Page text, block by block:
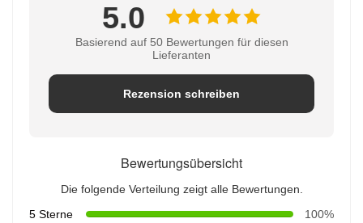
5.0
Basierend auf 50 Bewertungen für diesen
Lieferanten
Rezension schreiben
Bewertungsübersicht
Die folgende Verteilung zeigt alle Bewertungen.
5 Sterne
100%